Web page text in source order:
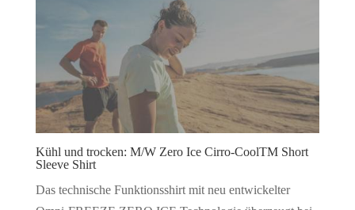
Kühl und trocken: M/W Zero Ice Cirro-CoolTM Short
Sleeve Shirt
Das technische Funktionsshirt mit neu entwickelter